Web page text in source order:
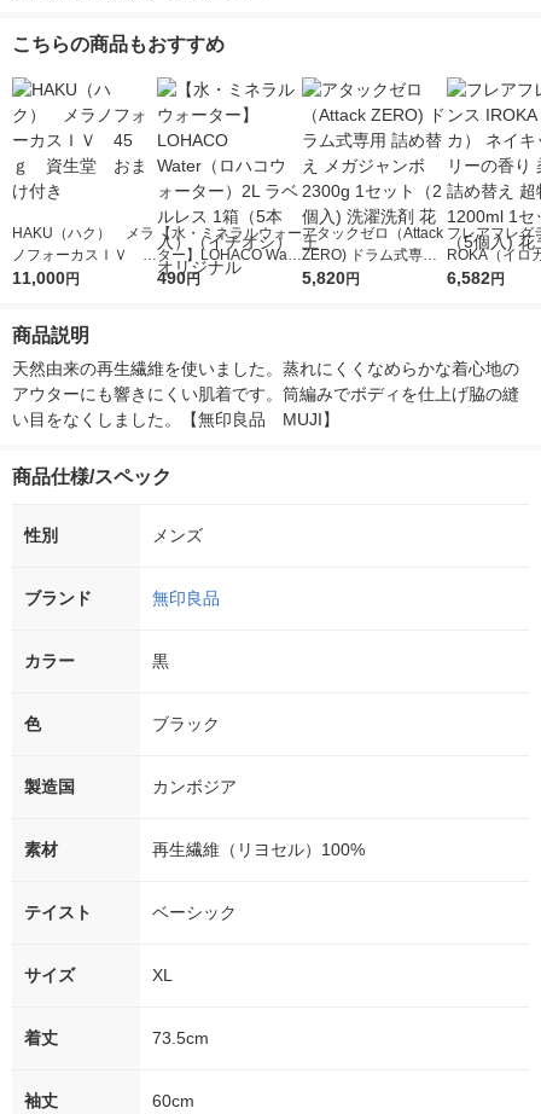
こちらの商品もおすすめ
HAKU（ハク） メラ
ノフォーカスＩＶ 4
5ｇ 資生堂 おまけ
11,000円
【水・ミネラルウォー
ター】LOHACO Wate
r（ロハコウォータ
490円
アタックゼロ（Attack
ZERO) ドラム式専用
詰め替え メガジャン
5,820円
フレアフレグ
ROKA（イロ
イキッドリリ
6,582円
商品説明
天然由来の再生繊維を使いました。蒸れにくくなめらかな着心地の
アウターにも響きにくい肌着です。筒編みでボディを仕上げ脇の縫
い目をなくしました。【無印良品　MUJI】
商品仕様/スペック
性別 メンズ
ブランド 無印良品
カラー 黒
色 ブラック
製造国 カンボジア
素材 再生繊維（リヨセル）100%
テイスト ベーシック
サイズ XL
着丈 73.5cm
袖丈 60cm